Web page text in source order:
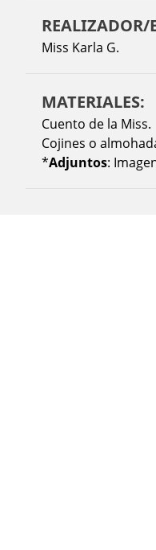
REALIZADOR/
Miss Karla G.
MATERIALES:
Cuento de la Miss.
Cojines o
*Adjuntos: